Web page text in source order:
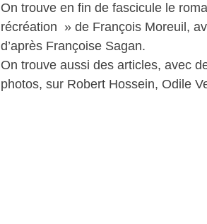
On trouve en fin de fascicule le
récréation » de François Moreuil,
d’après Françoise Sagan.
On trouve aussi des articles, avec
photos, sur Robert Hossein, Odile